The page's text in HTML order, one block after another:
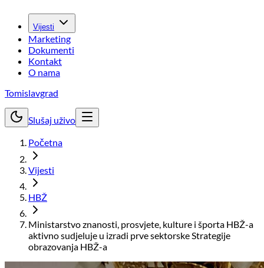
Vijesti
Marketing
Dokumenti
Kontakt
O nama
Tomislavgrad
Slušaj uživo
Početna
Vijesti
HBŽ
Ministarstvo znanosti, prosvjete, kulture i športa HBŽ-a
aktivno sudjeluje u izradi prve sektorske Strategije
obrazovanja HBŽ-a